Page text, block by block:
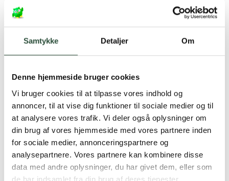
Samtykke Detaljer Om
Denne hjemmeside bruger cookies
Vi bruger cookies til at tilpasse vores indhold og
annoncer, til at vise dig funktioner til sociale medier og til
at analysere vores trafik. Vi deler også oplysninger om
din brug af vores hjemmeside med vores partnere inden
for sociale medier, annonceringspartnere og
analysepartnere. Vores partnere kan kombinere disse
data med andre oplysninger, du har givet dem, eller som
de har indsamlet fra din brug af deres tjenester.